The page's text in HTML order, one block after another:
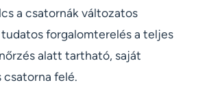
a csatornák változatos
tudatos forgalomterelés a teljes
alatt tartható, saját
csatorna felé.